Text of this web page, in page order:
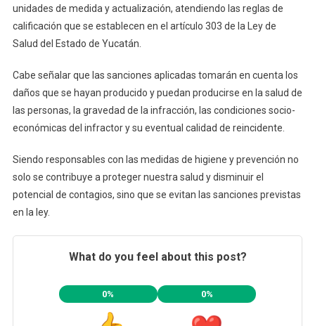
unidades de medida y actualización, atendiendo las reglas de
calificación que se establecen en el artículo 303 de la Ley de
Salud del Estado de Yucatán.
Cabe señalar que las sanciones aplicadas tomarán en cuenta los
daños que se hayan producido y puedan producirse en la salud de
las personas, la gravedad de la infracción, las condiciones socio-
económicas del infractor y su eventual calidad de reincidente.
Siendo responsables con las medidas de higiene y prevención no
solo se contribuye a proteger nuestra salud y disminuir el
potencial de contagios, sino que se evitan las sanciones previstas
en la ley.
What do you feel about this post?
0% 0%